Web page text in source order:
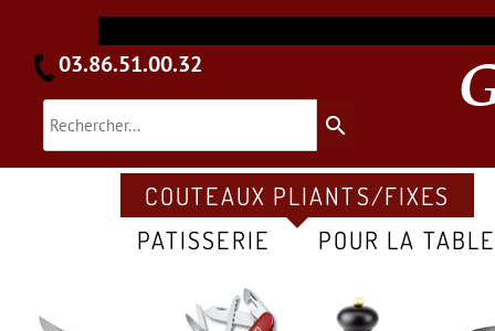
search
COUTEAUX PLIANTS/FIXES
PATISSERIE
POUR LA TABLE
03.86.51.00.32